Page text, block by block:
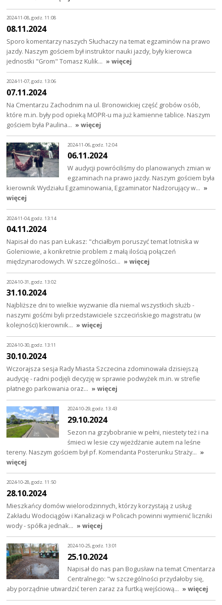
2024-11-08, godz. 11:08
08.11.2024
Sporo komentarzy naszych Słuchaczy na temat egzaminów na prawo
jazdy. Naszym gościem był instruktor nauki jazdy, były kierowca
jednostki "Grom" Tomasz Kulik… » więcej
2024-11-07, godz. 13:06
07.11.2024
Na Cmentarzu Zachodnim na ul. Bronowickiej część grobów osób,
które m.in. były pod opieką MOPR-u ma już kamienne tablice. Naszym
gościem była Paulina… » więcej
2024-11-06, godz. 12:04
06.11.2024
W audycji powróciliśmy do planowanych zmian w
egzaminach na prawo jazdy. Naszym gościem była
kierownik Wydziału Egzaminowania, Egzaminator Nadzorujący w… »
więcej
2024-11-04, godz. 13:14
04.11.2024
Napisał do nas pan Łukasz: "chciałbym poruszyć temat lotniska w
Goleniowie, a konkretnie problem z małą ilością połączeń
międzynarodowych. W szczególności… » więcej
2024-10-31, godz. 13:02
31.10.2024
Najbliższe dni to wielkie wyzwanie dla niemal wszystkich służb -
naszymi gośćmi byli przedstawiciele szczecińskiego magistratu (w
kolejności) kierownik… » więcej
2024-10-30, godz. 13:11
30.10.2024
Wczorajsza sesja Rady Miasta Szczecina zdominowała dzisiejszą
audycję - radni podjęli decyzję w sprawie podwyżek m.in. w strefie
płatnego parkowania oraz… » więcej
2024-10-29, godz. 13:43
29.10.2024
Sezon na grzybobranie w pełni, niestety też i na
śmieci w lesie czy wjeżdżanie autem na leśne
tereny. Naszym gościem był pf. Komendanta Posterunku Straży… »
więcej
2024-10-28, godz. 11:50
28.10.2024
Mieszkańcy domów wielorodzinnych, którzy korzystają z usług
Zakładu Wodociągów i Kanalizacji w Policach powinni wymienić liczniki
wody - spółka jednak… » więcej
2024-10-25, godz. 13:01
25.10.2024
Napisał do nas pan Bogusław na temat Cmentarza
Centralnego: "w szczególności przydałoby się,
aby porządnie utwardzić teren zaraz za furtką wejściową… » więcej